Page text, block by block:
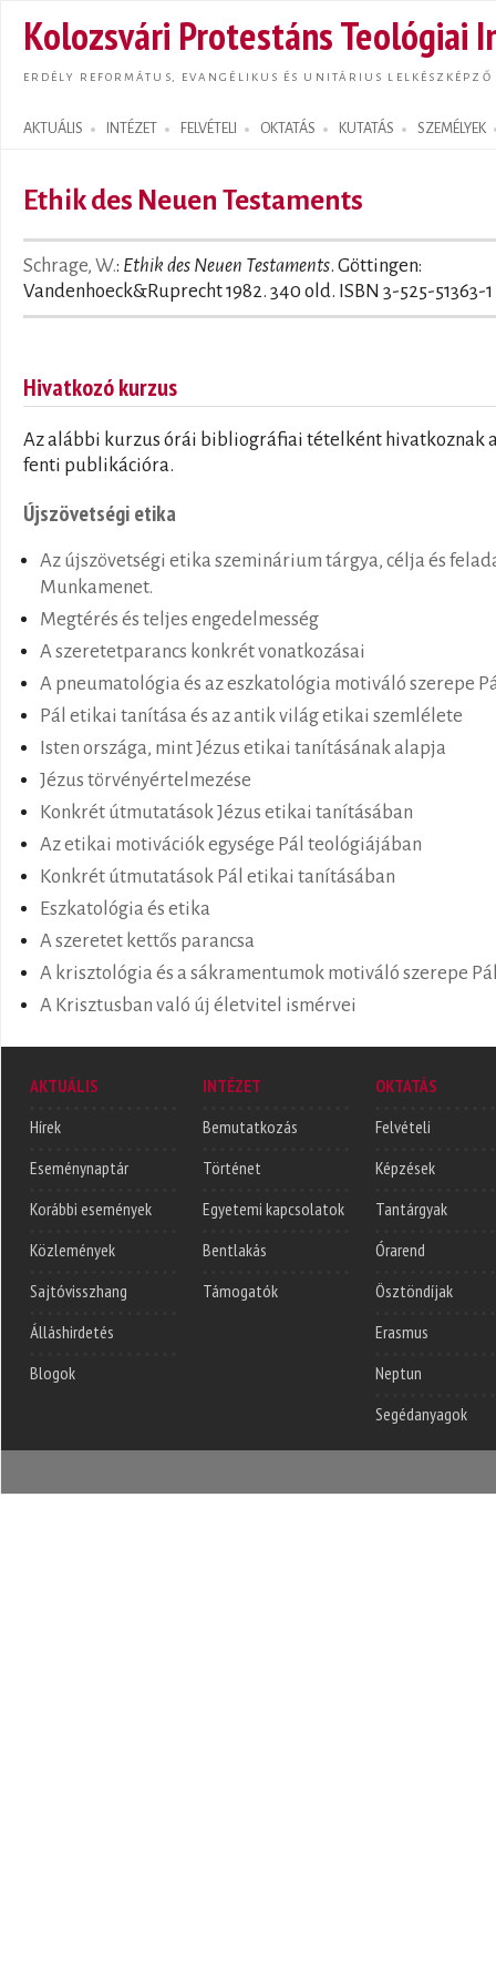
Kolozsvári Protestáns Teológiai
ERDÉLY REFORMÁTUS, EVANGÉLIKUS ÉS UNITÁRIUS LELKÉSZKÉPZŐ
AKTUÁLIS INTÉZET FELVÉTELI OKTATÁS KUTATÁS SZEMÉLYEK
Search form
Ethik des Neuen Testaments
Schrage, W.: Ethik des Neuen Testaments. Göttingen:
Vandenhoeck&Ruprecht 1982. 340 old. ISBN 3-525-51363-1
Hivatkozó kurzus
Az alábbi kurzus órái bibliográfiai tételként hivatkoznak
fenti publikációra.
Újszövetségi etika
Az újszövetségi etika szeminárium tárgya, célja és
Munkamenet.
Megtérés és teljes engedelmesség
A szeretetparancs konkrét vonatkozásai
A pneumatológia és az eszkatológia motiváló szerepe
Pál etikai tanítása és az antik világ etikai szemlélete
Isten országa, mint Jézus etikai tanításának alapja
Jézus törvényértelmezése
Konkrét útmutatások Jézus etikai tanításában
Az etikai motivációk egysége Pál teológiájában
Konkrét útmutatások Pál etikai tanításában
Eszkatológia és etika
A szeretet kettős parancsa
A krisztológia és a sákramentumok motiváló szerepe
A Krisztusban való új életvitel ismérvei
AKTUÁLIS
Hírek
Eseménynaptár
Korábbi események
Közlemények
Sajtóvisszhang
Álláshirdetés
Blogok
INTÉZET
Bemutatkozás
Történet
Egyetemi kapcsolatok
Bentlakás
Támogatók
OKTATÁS
Felvételi
Képzések
Tantárgyak
Órarend
Ösztöndíjak
Erasmus
Neptun
Segédanyagok